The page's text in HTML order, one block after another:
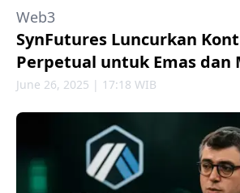
Web3
SynFutures Luncurkan
Perpetual untuk Emas dan
June 26, 2025 | 17:18 WIB